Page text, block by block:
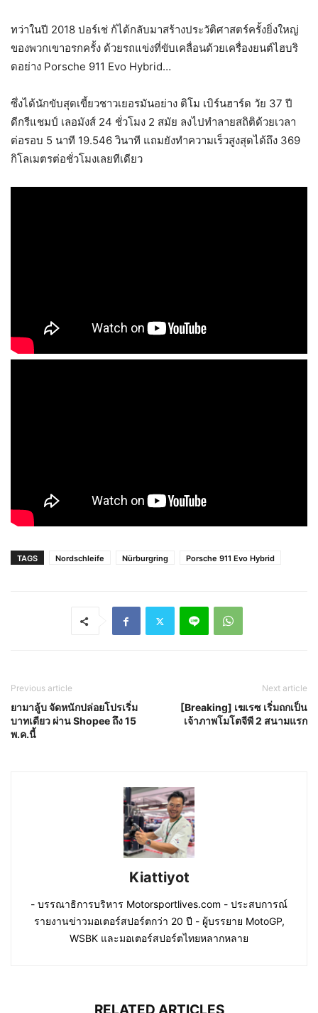
ทว่าในปี 2018 ปอร์เช่ ก้ได้กลับมาสร้างประวัติศาสตร์ครั้งยิ่งใหญ่
ของพวกเขาอรกครั้ง ด้วยรถแข่งที่ขับเคลื่อนด้วยเครื่องยนต์ไฮบริ
ดอย่าง Porsche 911 Evo Hybrid…
ซึ่งได้นักขับสุดเขี้ยวชาวเยอรมันอย่าง ติโม เบิร์นฮาร์ด วัย 37 ปี
ดีกรีแชมป์ เลอมังส์ 24 ชั่วโมง 2 สมัย ลงไปทำลายสถิติด้วยเวลา
ต่อรอบ 5 นาที 19.546 วินาที แถมยังทำความเร็วสูงสุดได้ถึง 369
กิโลเมตรต่อชั่วโมงเลยทีเดียว
TAGS Nordschleife Nürburgring Porsche 911 Evo Hybrid
Previous article
ยามาลู้บ จัดหนักปล่อยโปรเริ่ม
บาทเดียว ผ่าน Shopee ถึง 15
พ.ค.นี้
Next article
[Breaking] เฆเรซ เริ่มถกเป็น
เจ้าภาพโมโตจีพี 2 สนามแรก
Kiattiyot
- บรรณาธิการบริหาร Motorsportlives.com - ประสบการณ์
รายงานข่าวมอเตอร์สปอร์ตกว่า 20 ปี - ผู้บรรยาย MotoGP,
WSBK และมอเตอร์สปอร์ตไทยหลากหลาย